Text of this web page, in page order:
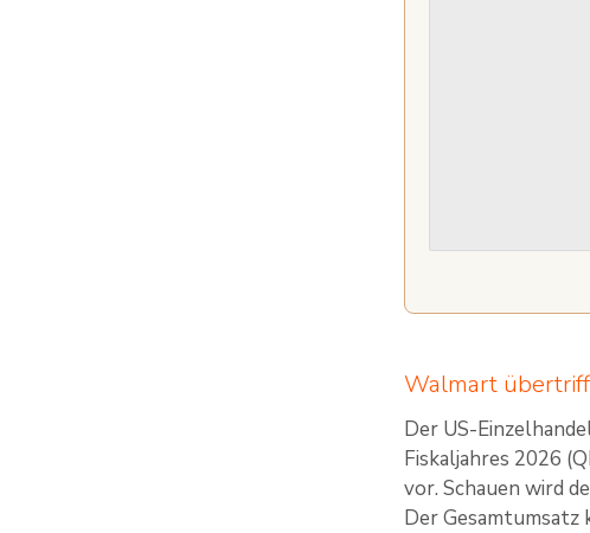
Walmart
Der US-
Fiskaljahres 2026
vor. Schauen wird
Der